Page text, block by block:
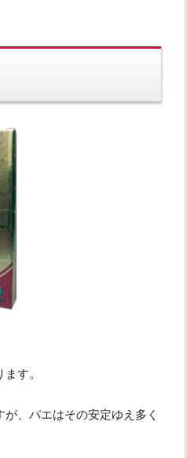
す。
、パエはその安定ゆえ多く